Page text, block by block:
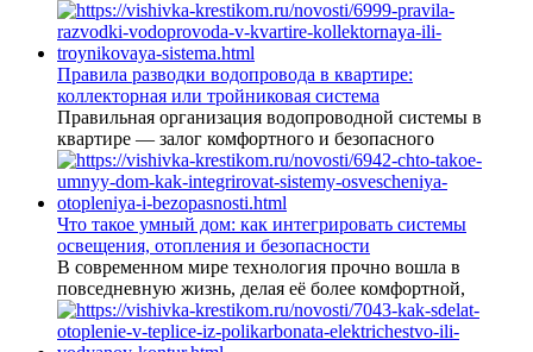
Правила разводки водопровода в квартире:
коллекторная или тройниковая система
Правильная организация водопроводной системы в
квартире — залог комфортного и безопасного
Что такое умный дом: как интегрировать системы
освещения, отопления и безопасности
В современном мире технология прочно вошла в
повседневную жизнь, делая её более комфортной,